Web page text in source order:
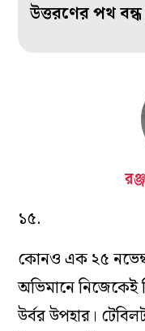
উত্তরণের পথ
১৫.
কোনও এক ২৫
অভিমানে নিজেকেই
উর্বর উপহার।